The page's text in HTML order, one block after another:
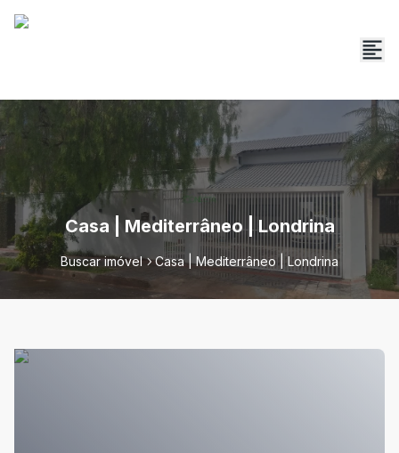
Casa | Mediterrâneo | Londrina
Buscar imóvel Casa | Mediterrâneo | Londrina